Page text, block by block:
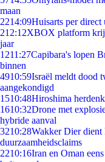
maan
2214:09Huisarts per
212:12XBOX platform
jaar
1211:27Capibara's lopen
binnen
4910:59Israël meldt dood
aangekondigd
1510:48Hiroshima
1610:32Drone met
hybride aanval
3210:28Wakker Dier dient
duurzaamheidsclaims
2210:16Iran en Oman